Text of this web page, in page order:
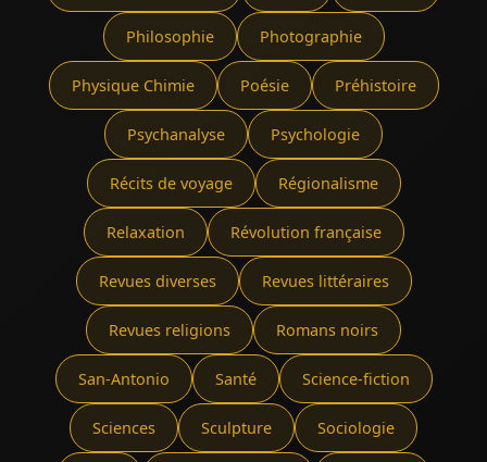
Philosophie Photographie
Physique Chimie Poésie Préhistoire
Psychanalyse Psychologie
Récits de voyage Régionalisme
Relaxation Révolution française
Revues diverses Revues littéraires
Revues religions Romans noirs
San-Antonio Santé Science-fiction
Sciences Sculpture Sociologie